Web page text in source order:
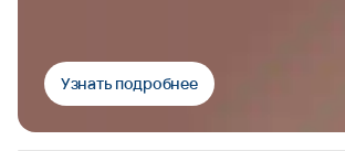
Узнать подробнее